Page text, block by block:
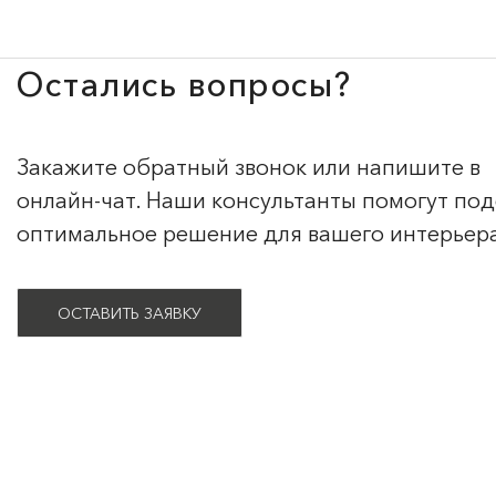
Остались вопросы?
Закажите обратный звонок или напишите в
онлайн-чат. Наши консультанты помогут
оптимальное решение для вашего
ОСТАВИТЬ ЗАЯВКУ